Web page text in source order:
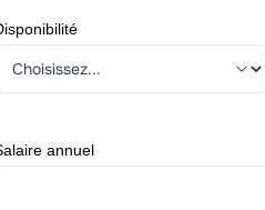
annuel